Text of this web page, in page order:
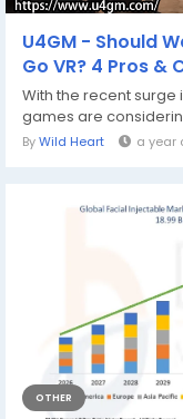
U4GM - Should
Go VR? 4 Pros &
With the recent surge
games are
ByWild Heart a year
OTHER